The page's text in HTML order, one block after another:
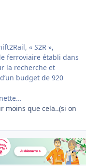
« S2R »,
ferroviaire établi dans
la recherche et
budget de 920
moins que cela..(si on